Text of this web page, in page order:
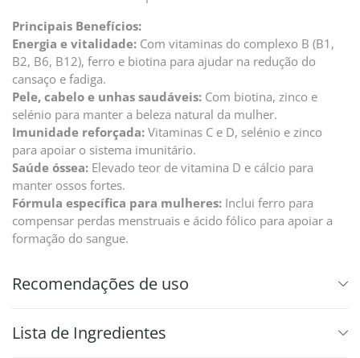
Principais Benefícios:
Energia e vitalidade: Com vitaminas do complexo B (B1,
B2, B6, B12), ferro e biotina para ajudar na redução do
cansaço e fadiga.
Pele, cabelo e unhas saudáveis: Com biotina, zinco e
selénio para manter a beleza natural da mulher.
Imunidade reforçada: Vitaminas C e D, selénio e zinco
para apoiar o sistema imunitário.
Saúde óssea: Elevado teor de vitamina D e cálcio para
manter ossos fortes.
Fórmula específica para mulheres: Inclui ferro para
compensar perdas menstruais e ácido fólico para apoiar a
formação do sangue.
Recomendações de uso
⁠Lista de Ingredientes